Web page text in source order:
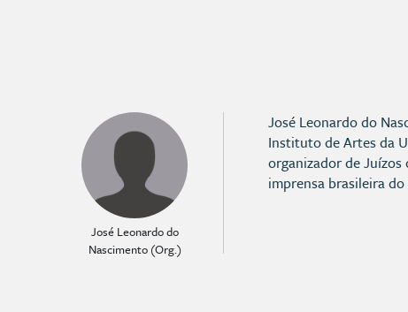
José Leonardo do
Nascimento (Org.)
José Leonardo do
Instituto de Artes da
organizador de
imprensa brasileira